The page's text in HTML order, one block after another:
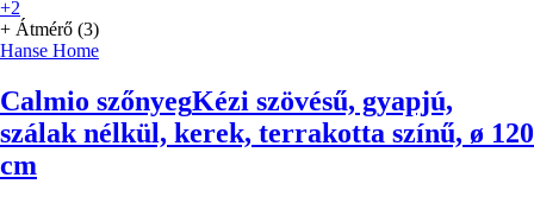
+2
+ Átmérő (3)
Hanse Home
Calmio szőnyegKézi szövésű, gyapjú,
szálak nélkül, kerek, terrakotta színű, ø 120
cm